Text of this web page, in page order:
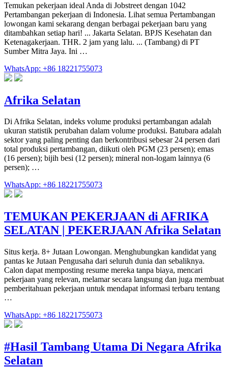
Temukan pekerjaan ideal Anda di Jobstreet dengan 1042
Pertambangan pekerjaan di Indonesia. Lihat semua Pertambangan
lowongan kami sekarang dengan berbagai pekerjaan baru yang
ditambahkan setiap hari! ... Jakarta Selatan. BPJS Kesehatan dan
Ketenagakerjaan. THR. 2 jam yang lalu. ... (Tambang) di PT
Sumber Mitra Jaya. Ini …
WhatsApp: +86 18221755073
Afrika Selatan
Di Afrika Selatan, indeks volume produksi pertambangan adalah
ukuran statistik perubahan dalam volume produksi. Batubara adalah
sektor yang paling penting dan berkontribusi sebesar 24 persen dari
total produksi pertambangan, diikuti oleh PGM (23 persen); emas
(16 persen); bijih besi (12 persen); mineral non-logam lainnya (6
persen); …
WhatsApp: +86 18221755073
TEMUKAN PEKERJAAN di AFRIKA
SELATAN | PEKERJAAN Afrika Selatan
Situs kerja. 8+ Jutaan Lowongan. Menghubungkan kandidat yang
pantas ke Jutaan Pengusaha dari seluruh dunia dan sebaliknya.
Calon dapat memposting resume mereka tanpa biaya, mencari
pekerjaan yang relevan, melamar secara langsung dan juga membuat
pemberitahuan pekerjaan untuk mendapat informasi terbaru tentang
…
WhatsApp: +86 18221755073
#Hasil Tambang Utama Di Negara Afrika
Selatan